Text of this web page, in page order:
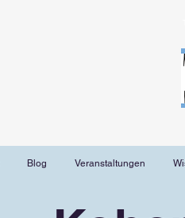
Blog Veranstaltungen